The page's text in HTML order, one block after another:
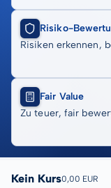
Risiko-
Risiken erkennen,
Fair Value
Zu teuer, fair
Kein Kurs0,00 EUR